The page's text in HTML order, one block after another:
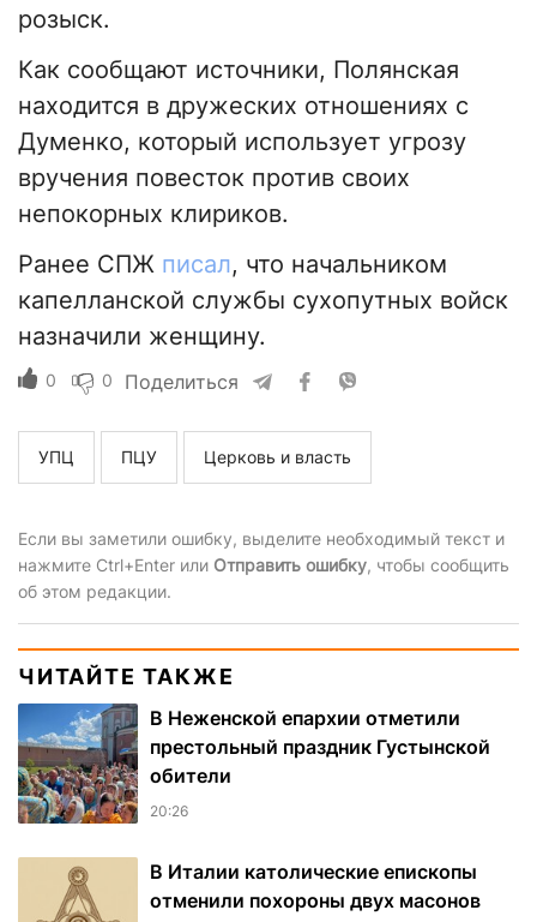
розыск.
Как сообщают источники, Полянская
находится в дружеских отношениях с
Думенко, который использует угрозу
вручения повесток против своих
непокорных клириков.
Ранее СПЖ писал, что начальником
капелланской службы сухопутных войск
назначили женщину.
0 0 Поделиться
УПЦ ПЦУ Церковь и власть
Если вы заметили ошибку, выделите необходимый текст и
нажмите Ctrl+Enter или Отправить ошибку, чтобы сообщить
об этом редакции.
ЧИТАЙТЕ ТАКЖЕ
В Неженской епархии отметили
престольный праздник Густынской
обители
20:26
В Италии католические епископы
отменили похороны двух масонов